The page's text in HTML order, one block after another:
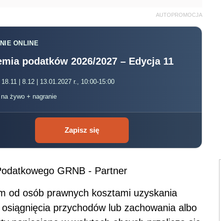
AUTOPROMOCJA
ONLINE
podatków 2026/2027 – Edycja 11
| 8.12 | 13.01.2027 r., 10:00-15:00
żywo + nagranie
Zapisz się
GRNB - Partner
od osób prawnych kosztami uzyskania
przychodów lub zachowania albo